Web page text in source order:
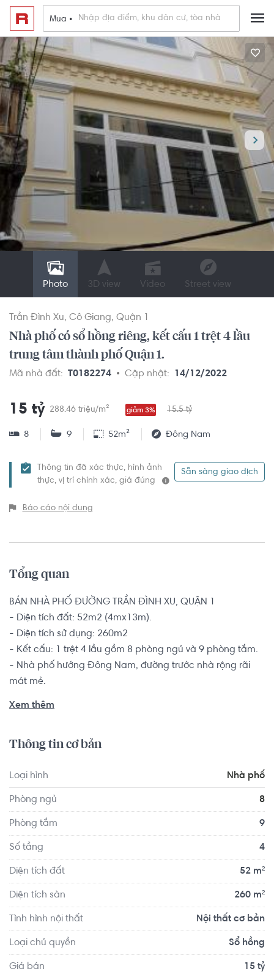
Mua •
Photo 3D view Video Street view
Trần Đình Xu Cô Giang Quận 1
Nhà phố có sổ hồng riêng, kết cấu 1 trệt 4 lầu
trung tâm thành phố Quận 1.
Mã nhà đất: T0182274 Cập nhật: 14/12/2022
15 tỷ 288.46 triệu/m² giảm 3% 15.5 tỷ
8 9 52m² Đông Nam
Thông tin đã xác thực, hình ảnh
thực, vị trí chính xác, giá đúng
Sẵn sàng giao dịch
Báo cáo nội dung
Tổng quan
BÁN NHÀ PHỐ ĐƯỜNG TRẦN ĐÌNH XU, QUẬN 1
- Diện tích đất: 52m2 (4mx13m).
- Diện tích sử dụng: 260m2
- Kết cấu: 1 trệt 4 lầu gồm 8 phòng ngủ và 9 phòng tắm.
- Nhà phố hướng Đông Nam, đường trước nhà rộng rãi
mát mẻ.
Nhà phố quận 1, gần phố đi bộ Bùi Viện, chợ Bến Thành,
dễ dàng; liền kề Trường ĐH Văn Lang, cách Trường tiểu
học Lương Thế Vinh, Trường THPT Lương Thế Vinh 100m,
Kiệt 600m,....
Xem thêm
Thông tin cơ bản
Loại hình Nhà phố
Phòng ngủ 8
Phòng tắm 9
Số tầng 4
Diện tích đất 52 m²
Diện tích sàn 260 m²
Tình hình nội thất Nội thất cơ bản
Loại chủ quyền Sổ hồng
Giá bán 15 tỷ